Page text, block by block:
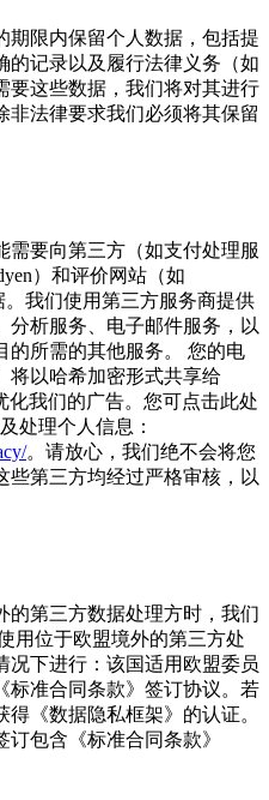
期限内保留个人数据，包括提
的记录以及履行法律义务（如
要这些数据，我们将对其进行
非法律要求我们必须将其保留
需要向第三方（如支付处理服
）和评价网站（如
。我们使用第三方服务商提供
分析服务、电子邮件服务，以
的所需的其他服务。 您的电
将以哈希加密形式共享给
化我们的广告。您可点击此处
处理个人信息：
。请放心，我们绝不会将您
些第三方均经过严格审核，以
的第三方数据处理方时，我们
用位于欧盟境外的第三方处
况下进行：该国适用欧盟委员
标准合同条款》签订协议。若
《数据隐私框架》的认证。
包含《标准合同条款》